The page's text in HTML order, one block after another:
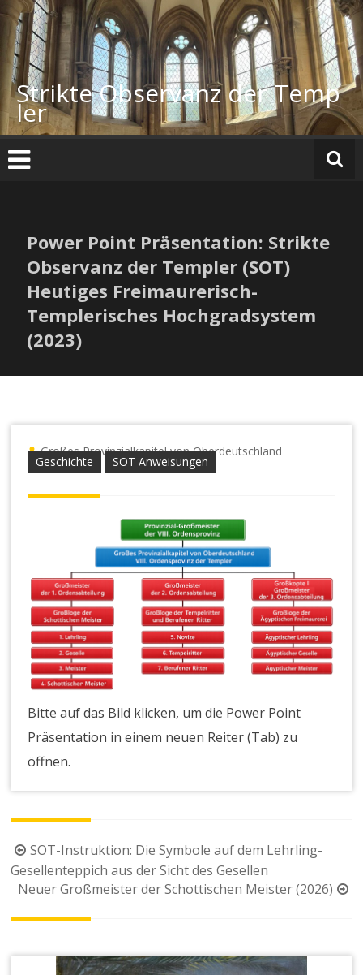
Zum
Inhalt
springen
Strikte Observanz der Temp
ler
Power Point Präsentation: Strikte
Observanz der Templer (SOT)
Heutiges Freimaurerisch-
Templerisches Hochgradsystem
(2023)
Geschichte SOT Anweisungen
Großes Provinzialkapitel von Oberdeutschland
Bitte auf das Bild klicken, um die Power Point
Präsentation in einem neuen Reiter (Tab) zu
öffnen.
Beitragsnavigation
SOT-Instruktion: Die Symbole auf dem Lehrling-
Gesellenteppich aus der Sicht des Gesellen
Neuer Großmeister der Schottischen Meister (2026)